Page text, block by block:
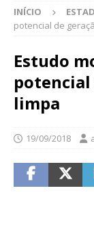
INÍCIO
potencial de
Estudo
potencial
limpa
19/09/2018